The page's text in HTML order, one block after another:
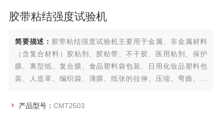
胶带粘结强度试验机
简要描述： 胶带粘结强度试验机主要用于金属、非金属材料
（含复合材料）胶粘剂、胶粘带、不干胶、医用粘剂、保护
膜、离型纸、复合膜、食品塑料袋包装、日用化妆品塑料包
装、人造革、编织袋、薄膜、纸张的拉伸、压缩、弯曲、穿
产品型号： CMT2503